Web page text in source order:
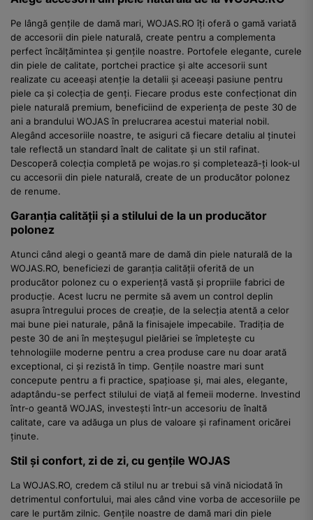
Pe lângă gențile de damă mari, WOJAS.RO îți oferă o gamă variată
de accesorii din piele naturală, create pentru a complementa
perfect încălțămintea și gențile noastre. Portofele elegante, curele
din piele de calitate, portchei practice și alte accesorii sunt
realizate cu aceeași atenție la detalii și aceeași pasiune pentru
piele ca și colecția de genți. Fiecare produs este confecționat din
piele naturală premium, beneficiind de experiența de peste 30 de
ani a brandului WOJAS în prelucrarea acestui material nobil.
Alegând accesoriile noastre, te asiguri că fiecare detaliu al ținutei
tale reflectă un standard înalt de calitate și un stil rafinat.
Descoperă colecția completă pe wojas.ro și completează-ți look-ul
cu accesorii din piele naturală, create de un producător polonez
de renume.
Garanția calității și a stilului de la un producător
polonez
Atunci când alegi o geantă mare de damă din piele naturală de la
WOJAS.RO, beneficiezi de garanția calității oferită de un
producător polonez cu o experiență vastă și propriile fabrici de
producție. Acest lucru ne permite să avem un control deplin
asupra întregului proces de creație, de la selecția atentă a celor
mai bune piei naturale, până la finisajele impecabile. Tradiția de
peste 30 de ani în meșteșugul pielăriei se împletește cu
tehnologiile moderne pentru a crea produse care nu doar arată
exceptional, ci și rezistă în timp. Gențile noastre mari sunt
concepute pentru a fi practice, spațioase și, mai ales, elegante,
adaptându-se perfect stilului de viață al femeii moderne. Investind
într-o geantă WOJAS, investești într-un accesoriu de înaltă
calitate, care va adăuga un plus de valoare și rafinament oricărei
ținute.
Stil și confort, zi de zi, cu gențile WOJAS
La WOJAS.RO, credem că stilul nu ar trebui să vină niciodată în
detrimentul confortului, mai ales când vine vorba de accesoriile pe
care le purtăm zilnic. Gențile noastre de damă mari din piele